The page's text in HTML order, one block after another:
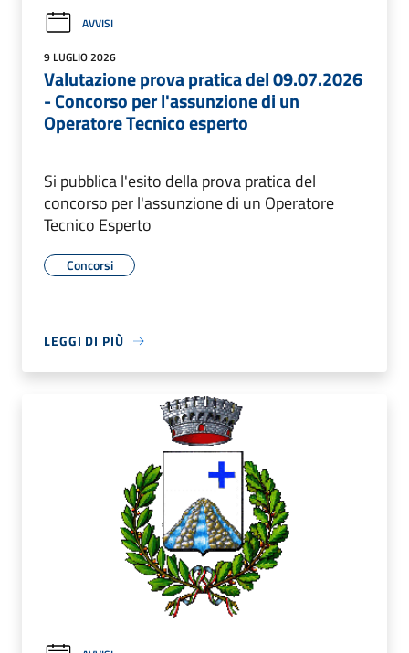
AVVISI
9 LUGLIO 2026
Valutazione prova pratica del 09.07.2026
- Concorso per l'assunzione di un
Operatore Tecnico esperto
Si pubblica l'esito della prova pratica del
concorso per l'assunzione di un Operatore
Tecnico Esperto
Concorsi
LEGGI DI PIÙ